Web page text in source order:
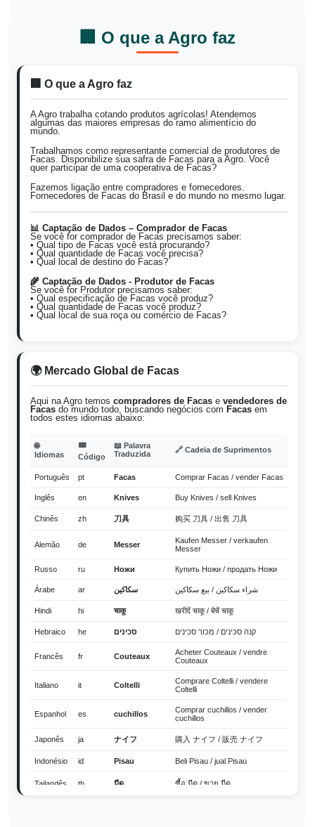
🏢 O que a Agro faz
🏢 O que a Agro faz
A Agro trabalha cotando produtos agrícolas! Atendemos
algumas das maiores empresas do ramo alimentício do
mundo.
Trabalhamos como representante comercial de produtores de
Facas. Disponibilize sua safra de Facas para a Agro. Você
quer participar de uma cooperativa de Facas?
Fazemos ligação entre compradores e fornecedores.
Fornecedores de Facas do Brasil e do mundo no mesmo lugar.
📊 Captação de Dados – Comprador de Facas
Se você for comprador de Facas precisamos saber:
• Qual tipo de Facas você está procurando?
• Qual quantidade de Facas você precisa?
• Qual local de destino do Facas?
🌾 Captação de Dados - Produtor de Facas
Se você for Produtor precisamos saber:
• Qual especificação de Facas você produz?
• Qual quantidade de Facas você produz?
• Qual local de sua roça ou comércio de Facas?
🌍 Mercado Global de Facas
Aqui na Agro temos compradores de Facas e vendedores de
Facas do mundo todo, buscando negócios com Facas em
todos estes idiomas abaixo:
🌐
Idiomas
📟
Código
📖 Palavra
Traduzida
🔗 Cadeia de Suprimentos
Português pt Facas Comprar Facas / vender Facas
Inglês en Knives Buy Knives / sell Knives
Chinês zh 刀具 购买 刀具 / 出售 刀具
Alemão de Messer
Kaufen Messer / verkaufen
Messer
Russo ru Ножи Купить Ножи / продать Ножи
Árabe ar سكاكين شراء سكاكين / بيع سكاكين
Hindi hi चाकू खरीदें चाकू / बेचें चाकू
Hebraico he סכינים קנה סכינים / מכור סכינים
Francês fr Couteaux
Acheter Couteaux / vendre
Couteaux
Italiano it Coltelli
Comprare Coltelli / vendere
Coltelli
Espanhol es cuchillos
Comprar cuchillos / vender
cuchillos
Japonês ja ナイフ 購入 ナイフ / 販売 ナイフ
Indonésio id Pisau Beli Pisau / jual Pisau
Tailandês th มีด ซื้อ มีด / ขาย มีด